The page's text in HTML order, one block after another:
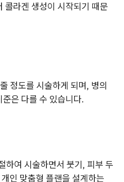
콜라겐 생성이 시작되기 때문
정도를 시술하게 되며, 병의
은 다를 수 있습니다.
하여 시술하면서 붓기, 피부 두
인 맞춤형 플랜을 설계하는